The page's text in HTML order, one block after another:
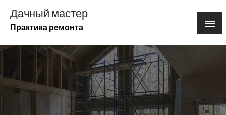
содержимому
Дачный мастер
Практика ремонта